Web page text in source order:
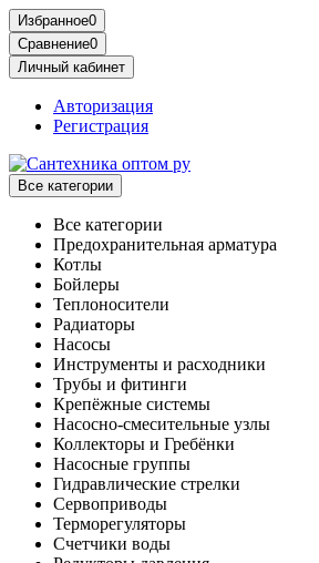
Избранное0
Сравнение0
Личный кабинет
Авторизация
Регистрация
Все категории
Все категории
Предохранительная арматура
Котлы
Бойлеры
Теплоносители
Радиаторы
Насосы
Инструменты и расходники
Трубы и фитинги
Крепёжные системы
Насосно-смесительные узлы
Коллекторы и Гребёнки
Насосные группы
Гидравлические стрелки
Сервоприводы
Терморегуляторы
Счетчики воды